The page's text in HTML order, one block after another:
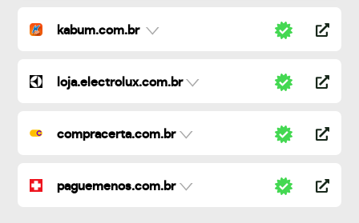
kabum.com.br
loja.electrolux.com.br
compracerta.com.br
paguemenos.com.br